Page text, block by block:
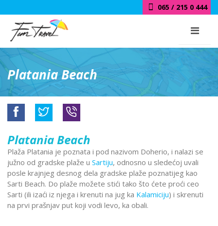
065 / 215 0 444
Platania Beach
Platania Beach
Plaža Platania je poznata i pod nazivom Doherio, i nalazi se
južno od gradske plaže u Sartiju, odnosno u sledećoj uvali
posle krajnjeg desnog dela gradske plaže poznatijeg kao
Sarti Beach. Do plaže možete stići tako što ćete proći ceo
Sarti (ili izaći iz njega i krenuti na jug ka Kalamiciju) i skrenuti
na prvi prašnjav put koji vodi levo, ka obali.